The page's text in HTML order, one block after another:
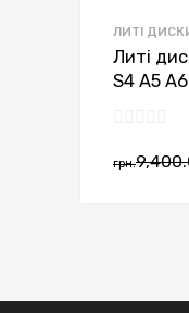
ЛИТІ
Литі
S4 A5
грн.